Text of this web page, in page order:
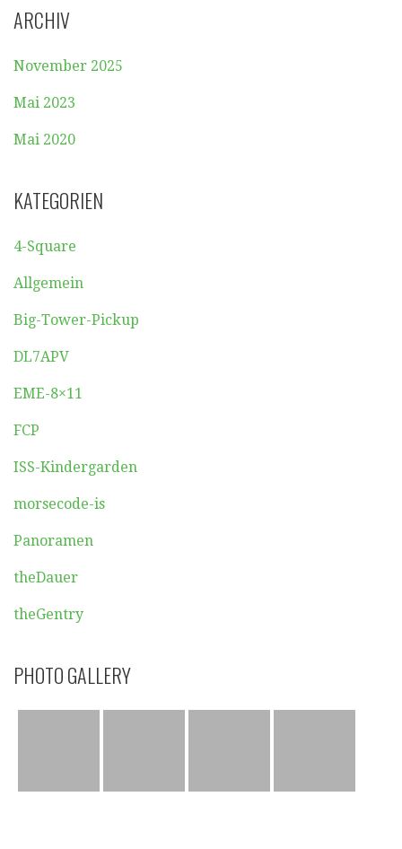
ARCHIV
November 2025
Mai 2023
Mai 2020
KATEGORIEN
4-Square
Allgemein
Big-Tower-Pickup
DL7APV
EME-8×11
FCP
ISS-Kindergarden
morsecode-is
Panoramen
theDauer
theGentry
PHOTO GALLERY